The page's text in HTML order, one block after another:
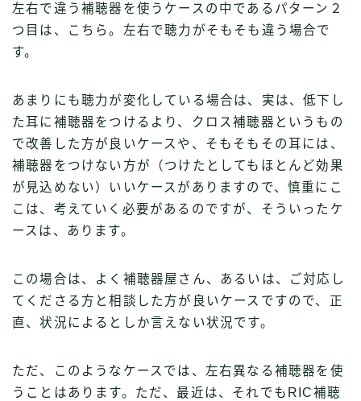
左右で違う補聴器を使うケースの中であるパターン２
つ目は、こちら。左右で聴力がそもそも違う場合で
す。
あまりにも聴力が変化している場合は、実は、低下し
た耳に補聴器をつけるより、クロス補聴器というもの
で改善した方が良いケースや、そもそもその耳には、
補聴器をつけない方が（つけたとしてもほとんど効果
が見込めない）いいケースがありますので、慎重にこ
こは、考えていく必要があるのですが、そういったケ
ースは、あります。
この場合は、よく補聴器屋さん、あるいは、ご対応し
てくださる方と相談した方が良いケースですので、正
直、状況によるとしか言えない状況です。
ただ、このようなケースでは、左右異なる補聴器を使
うことはあります。ただ、最近は、それでもRIC補聴